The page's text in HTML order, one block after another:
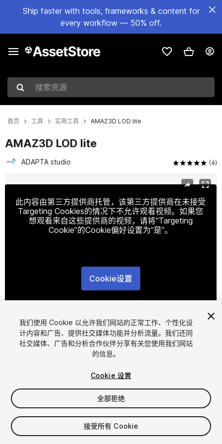
Ship faster with tools, frameworks & content for
every workflow — 50% off.
搜索资源
首页 工具 实用工具 AMAZ3D LOD lite
AMAZ3D LOD lite
ADAPTA studio (4)
此内容由第三方提供商托管，该第三方提供商在未接受
Targeting Cookies的情况下不允许观看视频。如果您
想观看来自这些提供商的视频，请将“Targeting
Cookie”的Cookie偏好设置为“是”。
Cookie设置
FREE
28viewsin the past week
我们使用 Cookie 以允许我们网站的正常工作、个性化设
计内容和广告、提供社交媒体功能并分析流量。我们还同
社交媒体、广告和分析合作伙伴分享有关您使用我们网站
的信息。
Cookie 设置
全部拒绝
接受所有 Cookie